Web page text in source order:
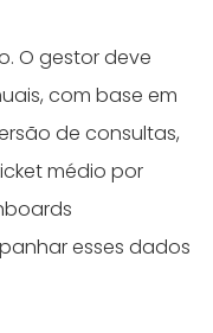
O gestor deve
com base em
de consultas,
médio por
esses dados